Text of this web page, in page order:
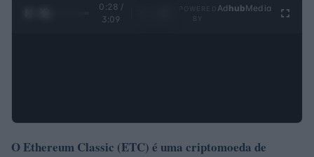
0:29 /
3:09
Ad hubMedia
O Ethereum Classic (ETC) é uma criptomoeda de